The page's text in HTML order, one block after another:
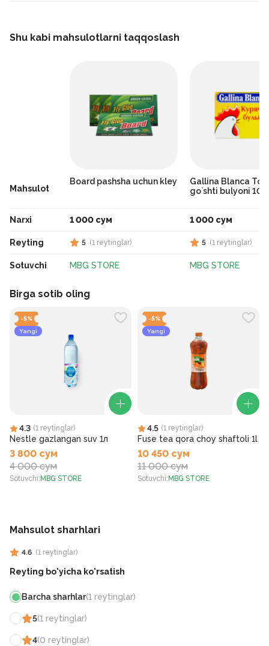
Shu kabi mahsulotlarni taqqoslash
Mahsulot
Narxi
Reyting
Sotuvchi
Board pashsha uchun kley
1 000 сум
5 (1 reytinglar)
MBG STORE
Gallina Blanca
go`shti bulyoni
1 000 сум
5 (1 reytinglar)
MBG STORE
Birga sotib oling
-5%
Yangi
4.3 (1 reytinglar)
Nestle gazlangan suv 1л
3 800 сум
4 000 сум
Sotuvchi: MBG STORE
-5%
Yangi
4.5 (1 reytinglar)
Fuse tea qora choy shaftoli 1l
10 450 сум
11 000 сум
Sotuvchi: MBG STORE
Mahsulot sharhlari
4.6 (1 reytinglar)
Reyting bo'yicha ko'rsatish
Barcha sharhlar(1 reytinglar)
5(1 reytinglar)
4(0 reytinglar)